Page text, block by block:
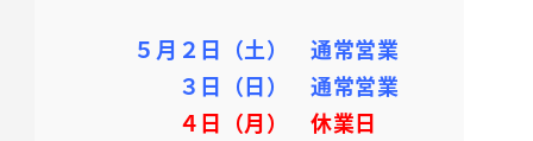
５月２日（土） 通常営業
３日（日） 通常営業
４日（月） 休業日